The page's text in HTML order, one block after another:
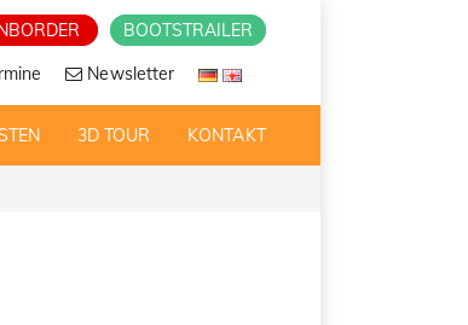
BOOTSTRAILER
Newsletter
3D TOUR KONTAKT